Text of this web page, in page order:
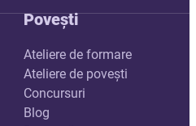
Povești
Ateliere de formare
Ateliere de povești
Concursuri
Blog